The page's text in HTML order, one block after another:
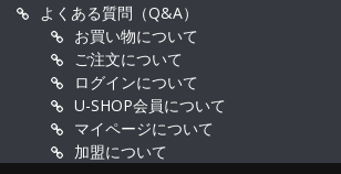
よくある質問（Q&A）
お買い物について
ご注文について
ログインについて
U-SHOP会員について
マイページについて
加盟について